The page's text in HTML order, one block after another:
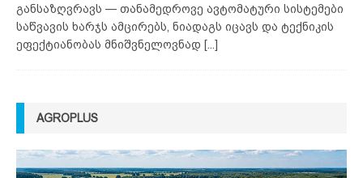
განსაზღვრავს — თანამედროვე ავტომატური სისტემები
საწვავის ხარჯს ამცირებს, ნიადაგს იცავს და ტექნიკის
ეფექტიანობას მნიშვნელოვნად [...]
AGROPLUS